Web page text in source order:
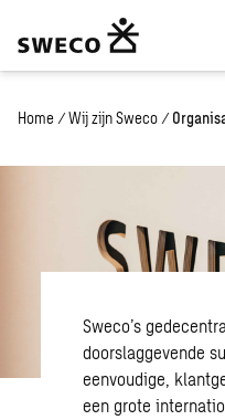
Home / Wij zijn Sweco /
Sweco’s
doorslaggevende
eenvoudige,
een grote